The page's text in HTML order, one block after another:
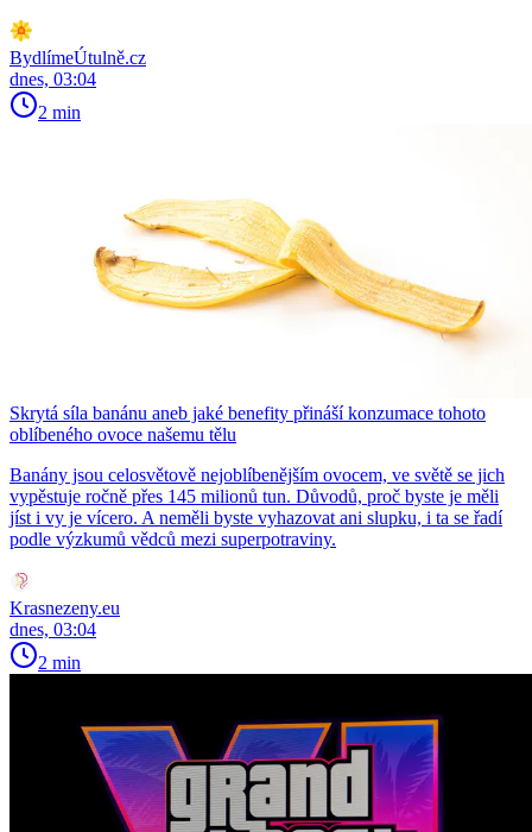
BydlímeÚtulně.cz
dnes, 03:04
2 min
Skrytá síla banánu aneb jaké benefity přináší konzumace tohoto
oblíbeného ovoce našemu tělu
Banány jsou celosvětově nejoblíbenějším ovocem, ve světě se jich
vypěstuje ročně přes 145 milionů tun. Důvodů, proč byste je měli
jíst i vy je vícero. A neměli byste vyhazovat ani slupku, i ta se řadí
podle výzkumů vědců mezi superpotraviny.
Krasnezeny.eu
dnes, 03:04
2 min